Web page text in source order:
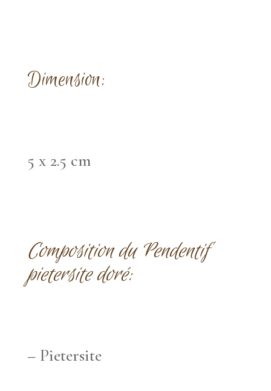
Dimension:
5 x 2.5 cm
Composition du Pendentif
pietersite doré:
– Pietersite